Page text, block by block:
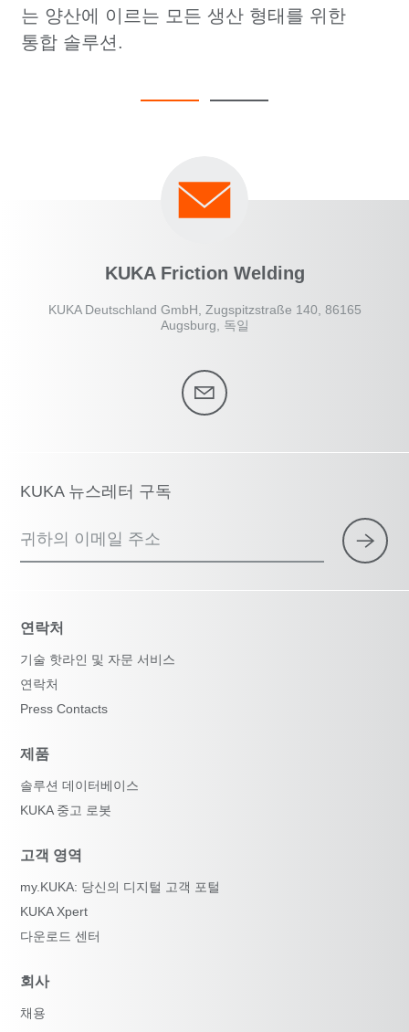
는 양산에 이르는 모든 생산 형태를 위한
통합 솔루션.
KUKA Friction Welding
KUKA Deutschland GmbH, Zugspitzstraße 140, 86165
Augsburg, 독일
KUKA 뉴스레터 구독
귀하의 이메일 주소
연락처
기술 핫라인 및 자문 서비스
연락처
Press Contacts
제품
솔루션 데이터베이스
KUKA 중고 로봇
고객 영역
my.KUKA: 당신의 디지털 고객 포털
KUKA Xpert
다운로드 센터
회사
채용